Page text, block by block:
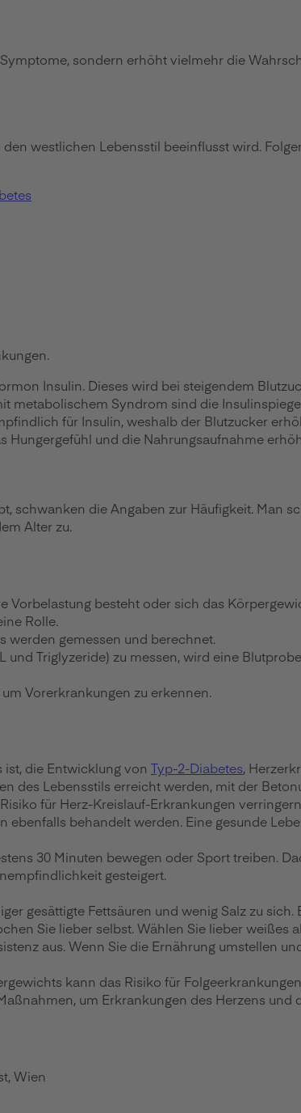
sondern erhöht vielmehr die
westlichen Lebensstil beeinflusst wird.
Insulin. Dieses wird bei steigendem
metabolischem Syndrom sind die
für Insulin, weshalb der Blutzucker
und die Nahrungsaufnahme
die Angaben zur Häufigkeit. Man
Alter zu.
Vorbelastung besteht oder sich das
Rolle.
werden gemessen und berechnet.
Triglyzeride) zu messen, wird eine
Vorerkrankungen zu erkennen.
die Entwicklung von Typ-2-Diabetes,
des Lebensstils erreicht werden, mit der
für Herz-Kreislauf-Erkrankungen
behandelt werden. Eine gesunde
30 Minuten bewegen oder Sport treiben.
gesteigert.
gesättigte Fettsäuren und wenig Salz zu
Sie lieber selbst. Wählen Sie lieber
aus. Wenn Sie die Ernährung umstellen
kann das Risiko für
um Erkrankungen des Herzens und
Wien